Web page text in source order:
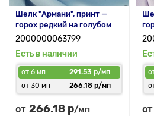
Шелк "Армани", принт —
горох редкий на голубом
2000000063799
Есть в наличии
от 6 мп
291.53 р/мп
от 30 мп
266.18 р/мп
от 266.18 р/мп от